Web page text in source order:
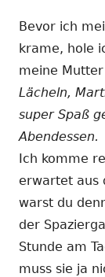
Bevor ich
krame, hole
meine
Lächeln,
super Spaß
Abendessen.
Ich komme
erwartet aus
warst du
der
Stunde am
muss sie ja